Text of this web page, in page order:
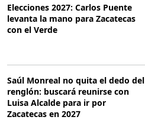
Elecciones 2027: Carlos Puente
levanta la mano para Zacatecas
con el Verde
Saúl Monreal no quita el dedo del
renglón: buscará reunirse con
Luisa Alcalde para ir por
Zacatecas en 2027